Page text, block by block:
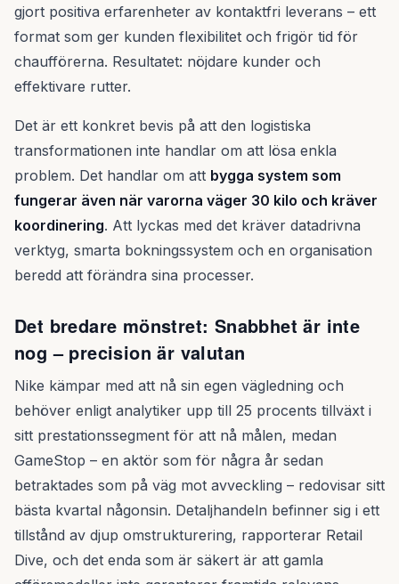
gjort positiva erfarenheter av kontaktfri leverans – ett
format som ger kunden flexibilitet och frigör tid för
chaufförerna. Resultatet: nöjdare kunder och
effektivare rutter.
Det är ett konkret bevis på att den logistiska
transformationen inte handlar om att lösa enkla
problem. Det handlar om att bygga system som
fungerar även när varorna väger 30 kilo och kräver
koordinering. Att lyckas med det kräver datadrivna
verktyg, smarta bokningssystem och en organisation
beredd att förändra sina processer.
Det bredare mönstret: Snabbhet är inte
nog – precision är valutan
Nike kämpar med att nå sin egen vägledning och
behöver enligt analytiker upp till 25 procents tillväxt i
sitt prestationssegment för att nå målen, medan
GameStop – en aktör som för några år sedan
betraktades som på väg mot avveckling – redovisar sitt
bästa kvartal någonsin. Detaljhandeln befinner sig i ett
tillstånd av djup omstrukturering, rapporterar Retail
Dive, och det enda som är säkert är att gamla